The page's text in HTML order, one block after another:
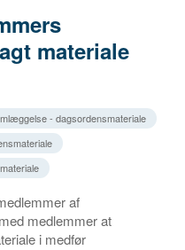
materiale
- dagsordensmateriale
af
medlemmer at
i medfør